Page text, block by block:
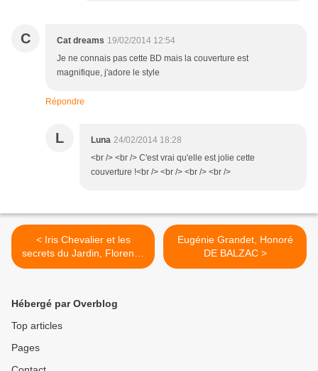
C Cat dreams 19/02/2014 12:54
Je ne connais pas cette BD mais la couverture est
magnifique, j'adore le style
Répondre
L Luna 24/02/2014 18:28
<br /> <br /> C'est vrai qu'elle est jolie cette
couverture !<br /> <br /> <br /> <br />
< Iris Chevalier et les
secrets du Jardin, Florence
CABRE
Eugénie Grandet, Honoré
DE BALZAC >
Hébergé par Overblog
Top articles
Pages